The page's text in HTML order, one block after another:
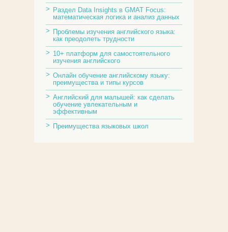
Раздел Data Insights в GMAT Focus:
математическая логика и анализ данных
Проблемы изучения английского языка:
как преодолеть трудности
10+ платформ для самостоятельного
изучения английского
Онлайн обучение английскому языку:
преимущества и типы курсов
Английский для малышей: как сделать
обучение увлекательным и
эффективным
Преимущества языковых школ